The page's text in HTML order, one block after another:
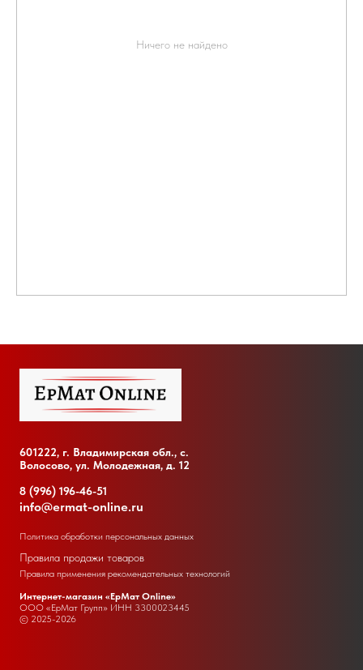
Ничего не найдено
601222, г. Владимирская обл., с.
Волосово, ул. Молодежная, д. 12
8 (996) 196-46-51
info@ermat-online.ru
Политика обработки персональных данных
Правила продажи товаров
Правила применения рекомендательных технологий
Интернет-магазин «ЕрМат Online»
ООО «ЕрМат Групп» ИНН 3300023445
© 2025-2026